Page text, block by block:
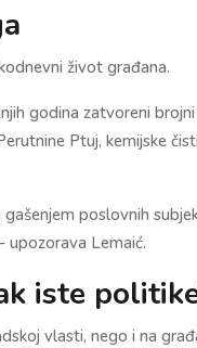
život građana.
godina zatvoreni
Ptuj, kemijske
poslovnih
upozorava Lemaić.
iste
vlasti, nego i na